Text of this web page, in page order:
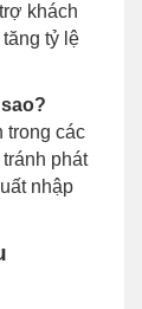
khách
tỷ lệ
trong các
phát
nhập